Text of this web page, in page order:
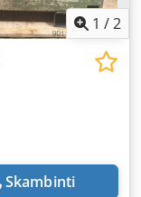
1 /2
Skambinti